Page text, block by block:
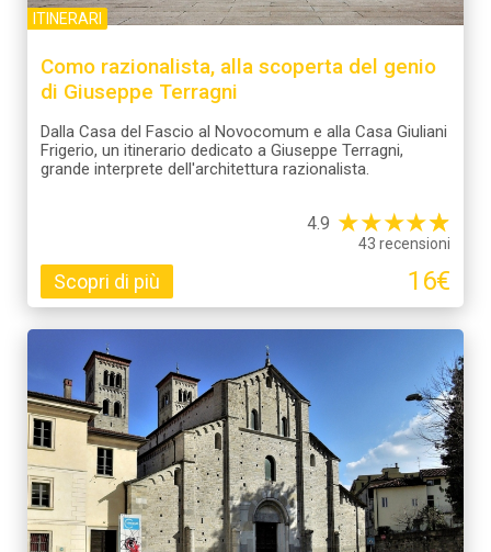
ITINERARI
Como razionalista, alla scoperta del genio
di Giuseppe Terragni
Dalla Casa del Fascio al Novocomum e alla Casa Giuliani
Frigerio, un itinerario dedicato a Giuseppe Terragni,
grande interprete dell'architettura razionalista.
4.9 ★★★★☆
★
43 recensioni
Scopri di più 16€